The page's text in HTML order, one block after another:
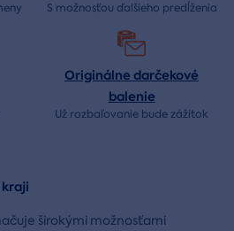
S možnosťou ďalšieho predĺženia
Originálne darčekové
balenie
Už rozbaľovanie budezážitok
širokými možnosťami